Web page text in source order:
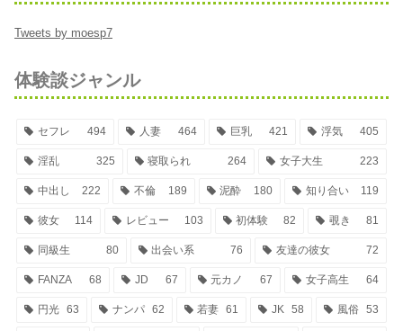
Tweets by moesp7
体験談ジャンル
セフレ 494 人妻 464 巨乳 421 浮気 405
淫乱 325 寝取られ 264 女子大生 223
中出し 222 不倫 189 泥酔 180 知り合い 119
彼女 114 レビュー 103 初体験 82 覗き 81
同級生 80 出会い系 76 友達の彼女 72
FANZA 68 JD 67 元カノ 67 女子高生 64
円光 63 ナンパ 62 若妻 61 JK 58 風俗 53